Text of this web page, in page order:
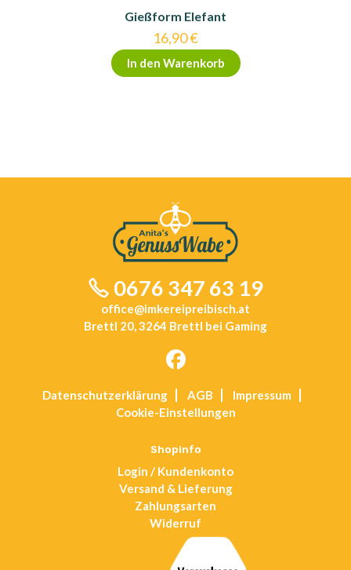
Gießform Elefant
16,90€
In den Warenkorb
0676 347 63 19
office@imkereipreibisch.at
Brettl 20, 3264 Brettl bei Gaming
a
tab
Datenschutz­erklärung AGB
Impressum
Cookie-Einstellungen
Shopinfo
Login / Kundenkonto
Versand & Lieferung
Zahlungsarten
Widerruf